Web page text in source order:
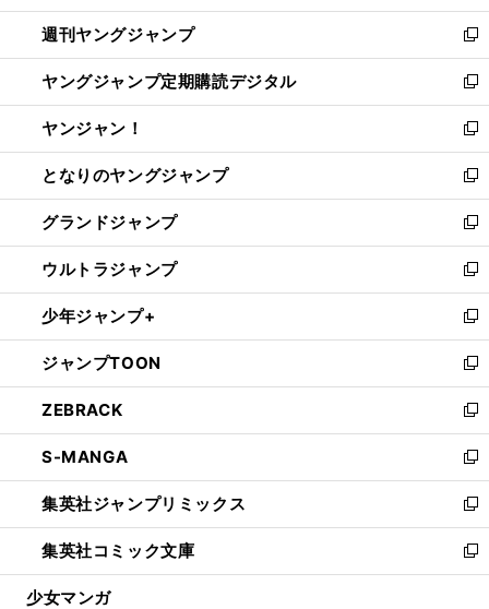
開
く
ウ
で
開
く
ン
ド
ウ
で
開
く
ウ
ィ
ン
ド
ウ
で
開
く
週刊ヤングジャンプ
新
し
い
ウ
ィ
ン
ド
ウ
で
開
く
ヤングジャンプ定期購読デジタル
新
し
い
ウ
ィ
ン
ド
ウ
で
開
く
ヤンジャン！
新
し
い
ウ
ィ
ン
ド
ウ
で
開
く
となりのヤングジャンプ
新
し
い
ウ
ィ
ン
ド
ウ
で
開
く
グランドジャンプ
新
し
い
ウ
ィ
ン
ド
ウ
で
開
く
ウルトラジャンプ
新
し
い
ウ
ィ
ン
ド
ウ
で
開
く
少年ジャンプ+
新
し
い
ウ
ィ
ン
ド
ウ
で
開
く
ジャンプTOON
新
し
い
ウ
ィ
ン
ド
ウ
で
開
ZEBRACK
新
し
い
ウ
ィ
ン
ド
ウ
S-MANGA
新
し
い
ウ
ィ
ン
集英社ジャンプリミックス
新
し
い
ウ
集英社コミック文庫
新
し
少女マンガ